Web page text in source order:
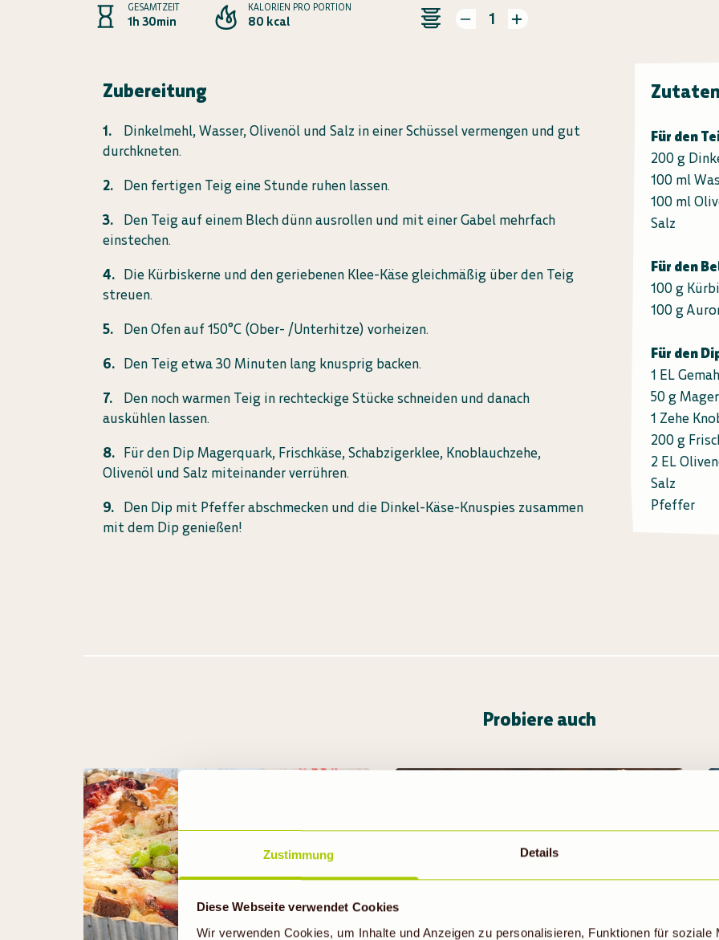
Zustimmung Details
Diese Webseite verwendet Cookies
Wir verwenden Cookies, um Inhalte und Anzeigen zu personalisieren, Funktionen für soziale
GESAMTZEIT
1h 30min
KALORIEN PRO PORTION
80 kcal 1
Zutaten
Für den
200 g
100 ml
100 ml
Salz
Für den
100 g
100 g
Für den
1 EL
50 g
1 Zehe
200 g
2 EL
Salz
Pfeffer
Zubereitung
Dinkelmehl, Wasser, Olivenöl und Salz in einer Schüssel vermengen und gut
durchkneten.
Den fertigen Teig eine Stunde ruhen lassen.
Den Teig auf einem Blech dünn ausrollen und mit einer Gabel mehrfach
einstechen.
Die Kürbiskerne und den geriebenen Klee-Käse gleichmäßig über den Teig
streuen.
Den Ofen auf 150°C (Ober- /Unterhitze) vorheizen.
Den Teig etwa 30 Minuten lang knusprig backen.
Den noch warmen Teig in rechteckige Stücke schneiden und danach
auskühlen lassen.
Für den Dip Magerquark, Frischkäse, Schabzigerklee, Knoblauchzehe,
Olivenöl und Salz miteinander verrühren.
Den Dip mit Pfeffer abschmecken und die Dinkel-Käse-Knuspies zusammen
mit dem Dip genießen!
Probiere auch